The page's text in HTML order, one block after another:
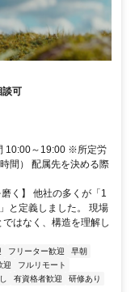
談可
10:00～19:00 ※所定労
間） 配属先を決める際
く】 他社の多くが「1
と定義しました。 現場
はなく、構造を理解し
フリーター歓迎
早朝
迎
フルリモート
有資格者歓迎
研修あり